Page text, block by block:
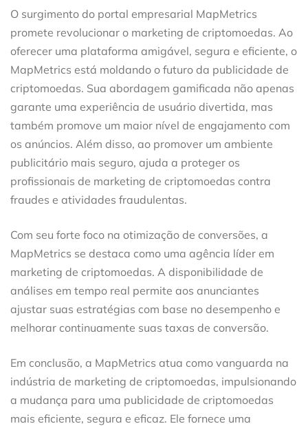
O surgimento do portal empresarial MapMetrics
promete revolucionar o marketing de criptomoedas. Ao
oferecer uma plataforma amigável, segura e eficiente, o
MapMetrics está moldando o futuro da publicidade de
criptomoedas. Sua abordagem gamificada não apenas
garante uma experiência de usuário divertida, mas
também promove um maior nível de engajamento com
os anúncios. Além disso, ao promover um ambiente
publicitário mais seguro, ajuda a proteger os
profissionais de marketing de criptomoedas contra
fraudes e atividades fraudulentas.
Com seu forte foco na otimização de conversões, a
MapMetrics se destaca como uma agência líder em
marketing de criptomoedas. A disponibilidade de
análises em tempo real permite aos anunciantes
ajustar suas estratégias com base no desempenho e
melhorar continuamente suas taxas de conversão.
Em conclusão, a MapMetrics atua como vanguarda na
indústria de marketing de criptomoedas, impulsionando
a mudança para uma publicidade de criptomoedas
mais eficiente, segura e eficaz. Ele fornece uma